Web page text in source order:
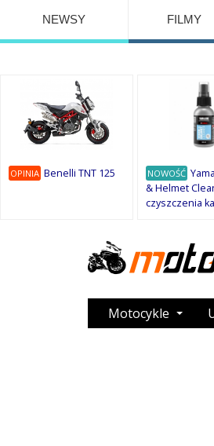
NEWSY FILMY
OPINIA Benelli TNT 125 NOWOŚĆ
& Helmet
czyszczenia
Motocykle